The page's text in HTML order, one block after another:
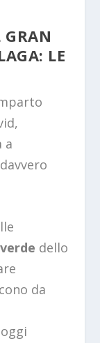
GRAN
LE
a
dello
da